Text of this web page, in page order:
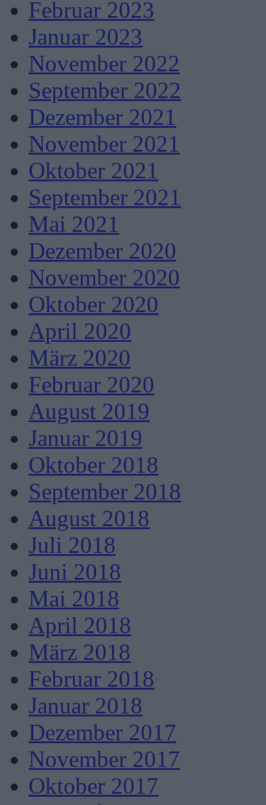
Februar 2023
Januar 2023
November 2022
September 2022
Dezember 2021
November 2021
Oktober 2021
September 2021
Mai 2021
Dezember 2020
November 2020
Oktober 2020
April 2020
März 2020
Februar 2020
August 2019
Januar 2019
Oktober 2018
September 2018
August 2018
Juli 2018
Juni 2018
Mai 2018
April 2018
März 2018
Februar 2018
Januar 2018
Dezember 2017
November 2017
Oktober 2017